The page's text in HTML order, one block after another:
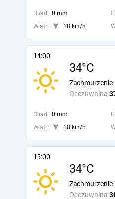
Opad: 0 mm
Wiatr:
18 km/h
14:00
34°C
Odczuwalna
Zachmurzenie
Opad: 0 mm
Wiatr:
18 km/h
15:00
34°C
Odczuwalna
Zachmurzenie